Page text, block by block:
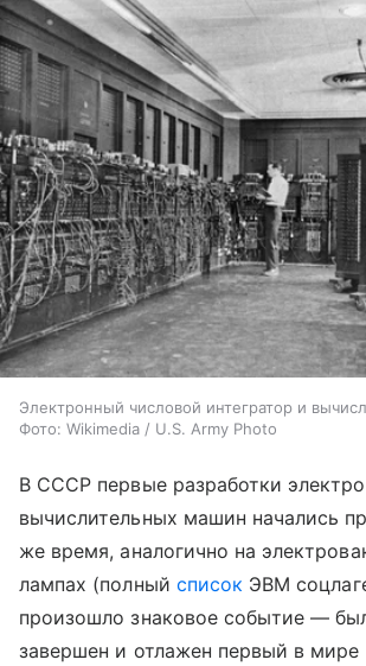
Электронный числовой интегратор и
Фото: Wikimedia / U.S. Army Photo
В СССР первые разработки
вычислительных машин начались
же время, аналогично на
лампах (полный список ЭВМ
произошло знаковое событие —
завершен и отлажен первый в мире